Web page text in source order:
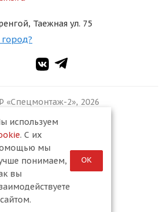
Таежная ул. 75
«Спецмонтаж-2», 2026
используем
. С их
мы
понимаем,
вы
ОК